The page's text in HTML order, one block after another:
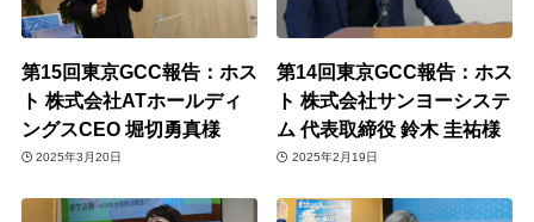
第15回東京GCC報告：ホス
ト 株式会社ATホールディ
ングスCEO 堀切勇真様
2025年3月20日
第14回東京GCC報告：ホス
ト 株式会社サンヨーシステ
ム 代表取締役 鈴木 圭祐様
2025年2月19日